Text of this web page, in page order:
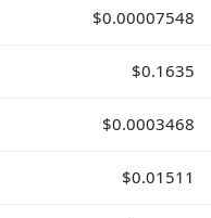
$0.00007548
$0.1635
$0.0003468
$0.01511